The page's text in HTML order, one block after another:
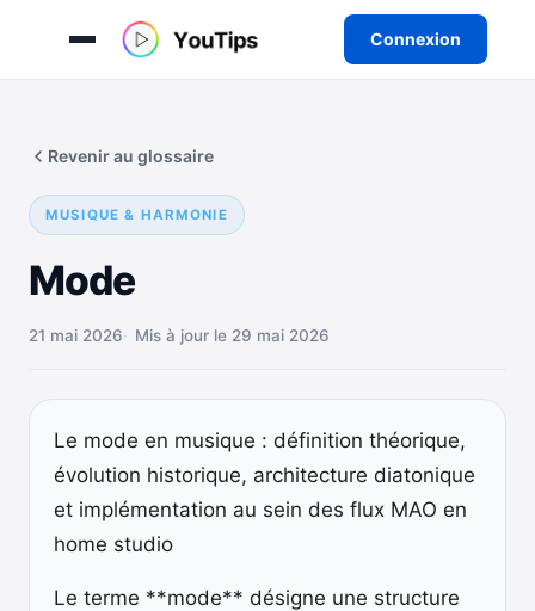
Connexion
contenu
MUSIQUE & HARMONIE
Mode
Revenir au glossaire
21 mai 2026 Mis à jour le 29 mai 2026
Le mode en musique : définition théorique,
évolution historique, architecture diatonique
et implémentation au sein des flux MAO en
home studio
Le terme **mode** désigne une structure